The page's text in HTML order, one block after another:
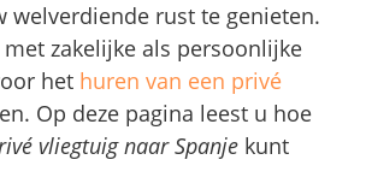
welverdiende rust te genieten.
zakelijke als persoonlijke
het huren van een privé
Op deze pagina leest u hoe
ivé vliegtuig naar Spanje kunt